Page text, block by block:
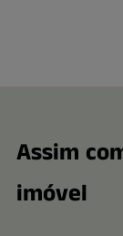
Assim
imóvel